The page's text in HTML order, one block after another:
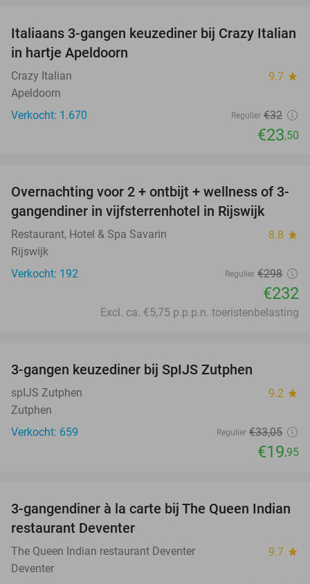
27%
Italiaans 3-gangen keuzediner bij Crazy Italian
in hartje Apeldoorn
Crazy Italian 9.7 star
Apeldoorn
Verkocht: 1.670
Regulier €32
€23,50
22%
Overnachting voor 2 + ontbijt + wellness of 3-
gangendiner in vijfsterrenhotel in Rijswijk
Restaurant, Hotel & Spa Savarin 8.8 star
Rijswijk
Verkocht: 192
Regulier €298
€232
Excl. ca. €5,75 p.p.p.n. toeristenbelasting
3-gangen keuzediner bij SpIJS Zutphen
spIJS Zutphen 9.2 star
Zutphen
Verkocht: 659
Regulier €33,05
€19,95
20%
3-gangendiner à la carte bij The Queen Indian
restaurant Deventer
The Queen Indian restaurant Deventer 9.7 star
Deventer